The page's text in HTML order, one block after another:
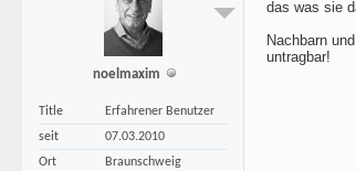
noelmaxim
Title
Erfahrener Benutzer
seit
07.03.2010
Ort
Braunschweig
das was sie
Nachbarn
untragbar!